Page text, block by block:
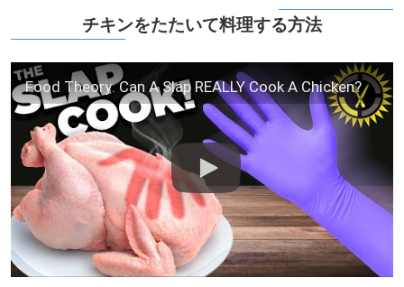
チキンをたたいて料理する方法
Food Theory: Can A Slap REALLY Cook A Chicken?